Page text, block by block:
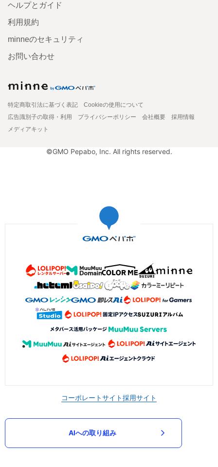
ヘルプとガイド
利用規約
minneのセキュリティ
お問い合わせ
特定商取引法に基づく表記
Cookieの使用について
広告識別子の取得・利用
プライバシーポリシー 会社概要
採用情報
メディアキット
©GMO Pepabo, Inc. All rights reserved.
コーポレートサイト採用サイト
AIへの取り組み